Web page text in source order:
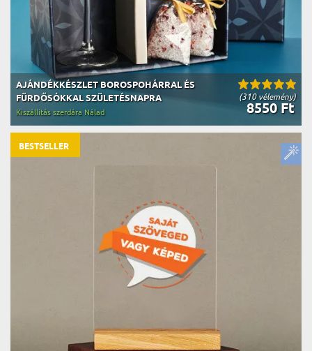
(310 vélemény)
AJÁNDÉKKÉSZLET BOROSPOHÁRRAL ÉS
FÜRDŐSÓKKAL SZÜLETÉSNAPRA
8550 Ft
Kiszállítás szerdára Nálad
BESTSELLER